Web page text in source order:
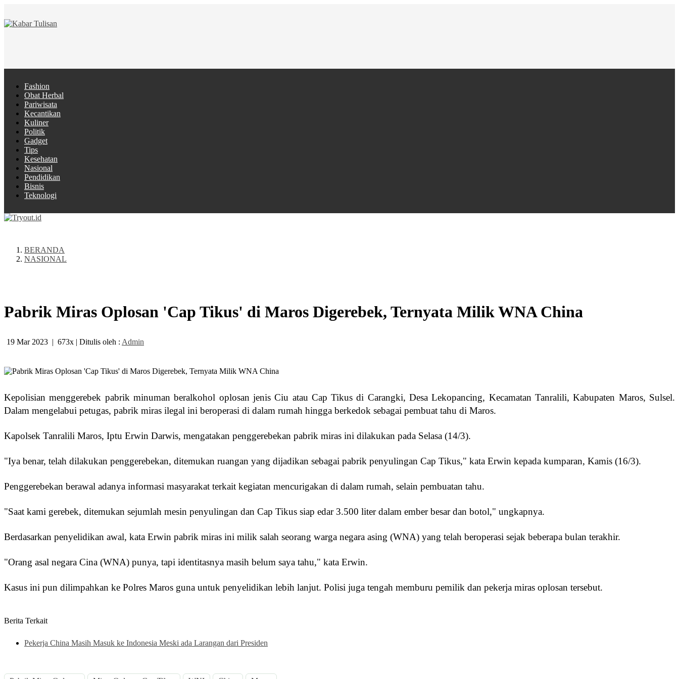
Fashion
Obat Herbal
Pariwisata
Kecantikan
Kuliner
Politik
Gadget
Tips
Kesehatan
Nasional
Pendidikan
Bisnis
Teknologi
BERANDA
NASIONAL
Pabrik Miras Oplosan 'Cap Tikus' di Maros Digerebek, Ternyata Milik WNA China
19 Mar 2023 | 673x | Ditulis oleh : Admin
Kepolisian menggerebek pabrik minuman beralkohol oplosan jenis Ciu atau Cap Tikus di Carangki, Desa Lekopancing, Kecamatan Tanralili, Kabupaten Maros, Sulsel.
Dalam mengelabui petugas, pabrik miras ilegal ini beroperasi di dalam rumah hingga berkedok sebagai pembuat tahu di Maros.
Kapolsek Tanralili Maros, Iptu Erwin Darwis, mengatakan penggerebekan pabrik miras ini dilakukan pada Selasa (14/3).
"Iya benar, telah dilakukan penggerebekan, ditemukan ruangan yang dijadikan sebagai pabrik penyulingan Cap Tikus," kata Erwin kepada kumparan, Kamis (16/3).
Penggerebekan berawal adanya informasi masyarakat terkait kegiatan mencurigakan di dalam rumah, selain pembuatan tahu.
"Saat kami gerebek, ditemukan sejumlah mesin penyulingan dan Cap Tikus siap edar 3.500 liter dalam ember besar dan botol," ungkapnya.
Berdasarkan penyelidikan awal, kata Erwin pabrik miras ini milik salah seorang warga negara asing (WNA) yang telah beroperasi sejak beberapa bulan terakhir.
"Orang asal negara Cina (WNA) punya, tapi identitasnya masih belum saya tahu," kata Erwin.
Kasus ini pun dilimpahkan ke Polres Maros guna untuk penyelidikan lebih lanjut. Polisi juga tengah memburu pemilik dan pekerja miras oplosan tersebut.
Berita Terkait
Pekerja China Masih Masuk ke Indonesia Meski ada Larangan dari Presiden